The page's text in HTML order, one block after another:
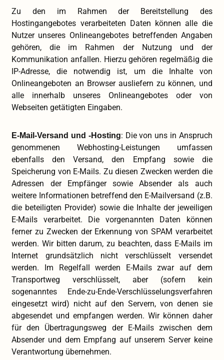
Zu den im Rahmen der Bereitstellung des
Hostingangebotes verarbeiteten Daten können alle die
Nutzer unseres Onlineangebotes betreffenden Angaben
gehören, die im Rahmen der Nutzung und der
Kommunikation anfallen. Hierzu gehören regelmäßig die
IP-Adresse, die notwendig ist, um die Inhalte von
Onlineangeboten an Browser ausliefern zu können, und
alle innerhalb unseres Onlineangebotes oder von
Webseiten getätigten Eingaben.
E-Mail-Versand und -Hosting: Die von uns in Anspruch
genommenen Webhosting-Leistungen umfassen
ebenfalls den Versand, den Empfang sowie die
Speicherung von E-Mails. Zu diesen Zwecken werden die
Adressen der Empfänger sowie Absender als auch
weitere Informationen betreffend den E-Mailversand (z.B.
die beteiligten Provider) sowie die Inhalte der jeweiligen
E-Mails verarbeitet. Die vorgenannten Daten können
ferner zu Zwecken der Erkennung von SPAM verarbeitet
werden. Wir bitten darum, zu beachten, dass E-Mails im
Internet grundsätzlich nicht verschlüsselt versendet
werden. Im Regelfall werden E-Mails zwar auf dem
Transportweg verschlüsselt, aber (sofern kein
sogenanntes Ende-zu-Ende-Verschlüsselungsverfahren
eingesetzt wird) nicht auf den Servern, von denen sie
abgesendet und empfangen werden. Wir können daher
für den Übertragungsweg der E-Mails zwischen dem
Absender und dem Empfang auf unserem Server keine
Verantwortung übernehmen.